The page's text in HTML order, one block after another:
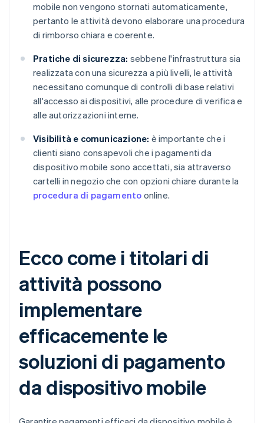
mobile non vengono stornati automaticamente,
pertanto le attività devono elaborare una procedura
di rimborso chiara e coerente.
Pratiche di sicurezza: sebbene l'infrastruttura sia
realizzata con una sicurezza a più livelli, le attività
necessitano comunque di controlli di base relativi
all'accesso ai dispositivi, alle procedure di verifica e
alle autorizzazioni interne.
Visibilità e comunicazione: è importante che i
clienti siano consapevoli che i pagamenti da
dispositivo mobile sono accettati, sia attraverso
cartelli in negozio che con opzioni chiare durante la
procedura di pagamento online.
Ecco come i titolari di
attività possono
implementare
efficacemente le
soluzioni di pagamento
da dispositivo mobile